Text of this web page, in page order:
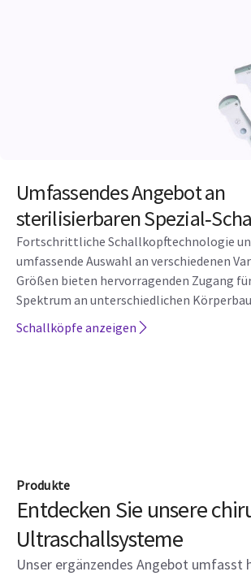
Umfassendes Angebot an
sterilisierbaren
Fortschrittliche Schallkopftechnologie
umfassende Auswahl an verschiedenen
Größen bieten hervorragenden Zugang
Spektrum an unterschiedlichen
Schallköpfe anzeigen
Produkte
Entdecken Sie unsere
Ultraschallsysteme
Unser ergänzendes Angebot umfasst